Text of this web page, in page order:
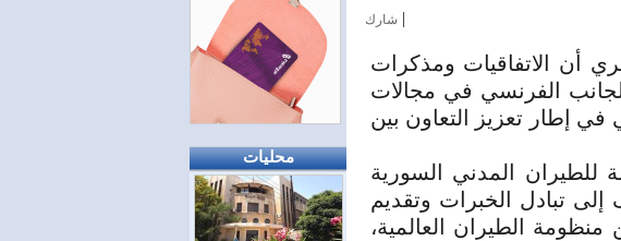
محليات
شارك |
أن الاتفاقيات ومذكرات
الجانب الفرنسي في مجالات
في إطار تعزيز التعاون بين
للطيران المدني السورية
تبادل الخبرات وتقديم
الطيران العالمية،